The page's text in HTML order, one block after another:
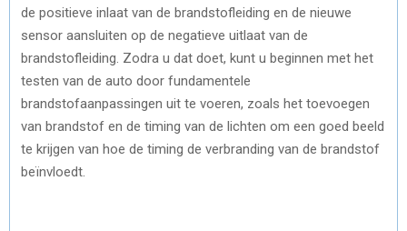
de positieve inlaat van de brandstofleiding en de nieuwe
sensor aansluiten op de negatieve uitlaat van de
brandstofleiding. Zodra u dat doet, kunt u beginnen met het
testen van de auto door fundamentele
brandstofaanpassingen uit te voeren, zoals het toevoegen
van brandstof en de timing van de lichten om een goed beeld
te krijgen van hoe de timing de verbranding van de brandstof
beïnvloedt.